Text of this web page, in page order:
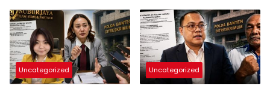
Polri, Hingga saat ini
terduga Dalang Penculikan
UUN diduga belum
tersentuh Hukum
Kompolnas, Mohon
keadilan untuk Korban
Penculikan dan
Pengroyokan
Uncategorized Uncategorized